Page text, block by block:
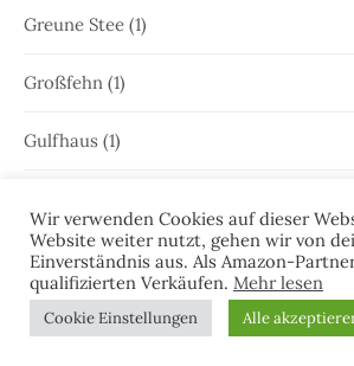
Greune Stee (1)
Großfehn (1)
Gulfhaus (1)
Hans-Rainer Riekers (8)
Harlesiel (9)
Wir verwenden Cookies auf dieser
Website weiter nutzt, gehen wir von
Einverständnis aus. Als Amazon-
qualifizierten Verkäufen. Mehr lesen
Cookie Einstellungen Alle